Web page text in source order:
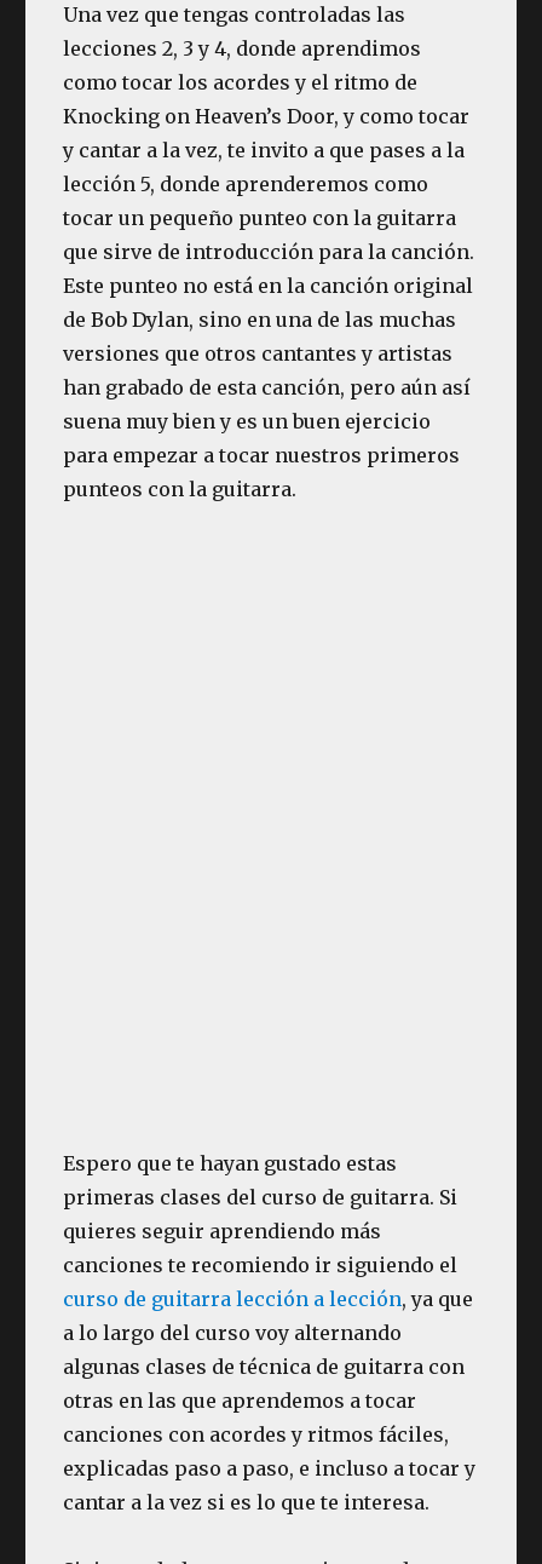
Una vez que tengas controladas las
lecciones 2, 3 y 4, donde aprendimos
como tocar los acordes y el ritmo de
Knocking on Heaven’s Door, y como tocar
y cantar a la vez, te invito a que pases a la
lección 5, donde aprenderemos como
tocar un pequeño punteo con la guitarra
que sirve de introducción para la canción.
Este punteo no está en la canción original
de Bob Dylan, sino en una de las muchas
versiones que otros cantantes y artistas
han grabado de esta canción, pero aún así
suena muy bien y es un buen ejercicio
para empezar a tocar nuestros primeros
punteos con la guitarra.
Espero que te hayan gustado estas
primeras clases del curso de guitarra. Si
quieres seguir aprendiendo más
canciones te recomiendo ir siguiendo el
curso de guitarra lección a lección, ya que
a lo largo del curso voy alternando
algunas clases de técnica de guitarra con
otras en las que aprendemos a tocar
canciones con acordes y ritmos fáciles,
explicadas paso a paso, e incluso a tocar y
cantar a la vez si es lo que te interesa.